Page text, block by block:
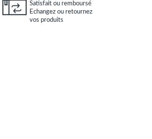
Satisfait ou remboursé
Echangez ou retournez
vos produits